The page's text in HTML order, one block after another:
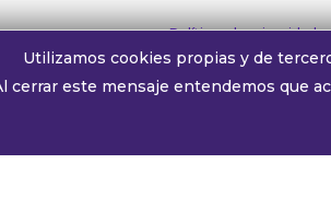
Políticas de privacidad y
Splendidam990.com- Viernes, 7
Splendid AM 990 -
a través de su plataforma online y por AM
Utilizamos cookies propias y de
cerrar este mensaje entendemos que